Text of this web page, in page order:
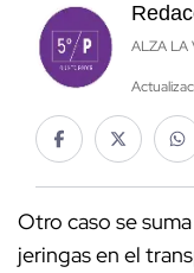
ALZA LA
Otro caso se
jeringas en el